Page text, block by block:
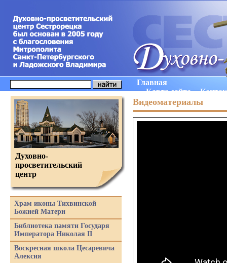
Главная
Карта сайта
Видеоматериалы
Духовно-
просветительский
центр
Храм иконы Тихвинской
Божией Матери
Библиотека памяти Государя
Императора Николая II
Воскресная школа Цесаревича
Алексия